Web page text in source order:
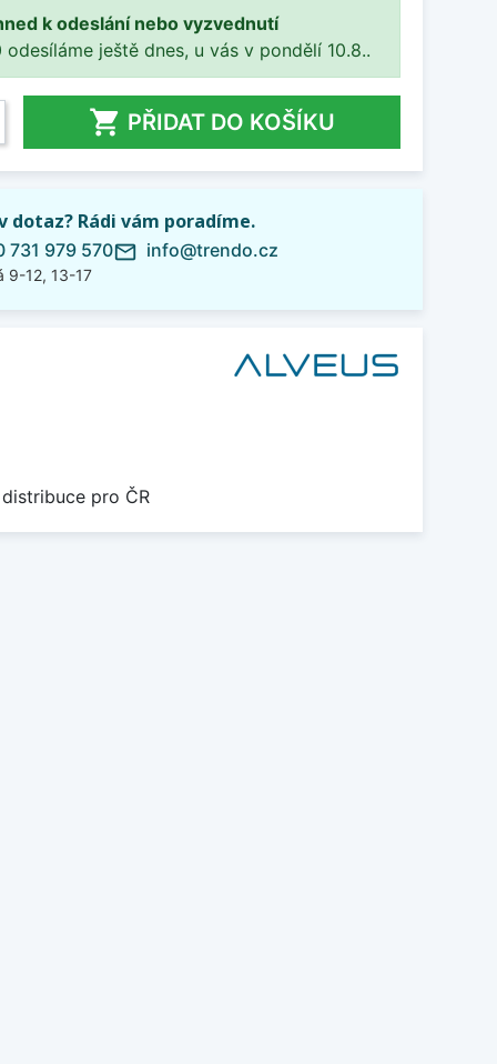
k odeslání nebo vyzvednutí
ještě dnes, u vás v pondělí 10.8..
 PŘIDAT DO KOŠÍKU
dotaz? Rádi vám poradíme.
731 979 570
9-12, 13-17
mail_outline info@trendo.cz
pro ČR